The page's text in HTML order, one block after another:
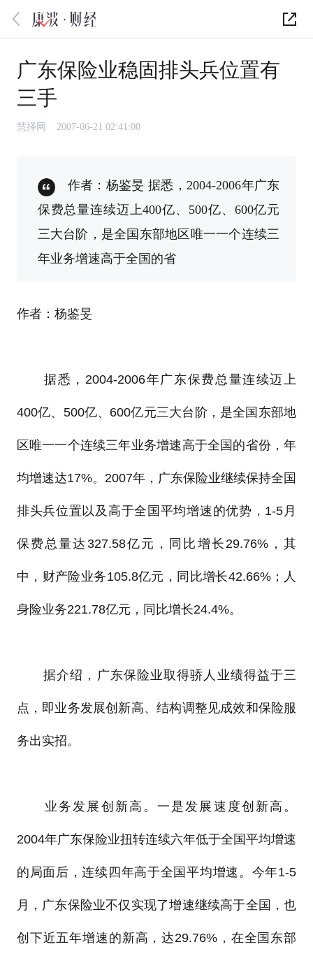
广东保险业稳固排头兵位置有
三手
慧择网 2007-06-21 02:41:00
作者：杨鉴旻 据悉，2004-2006年广东
保费总量连续迈上400亿、500亿、600亿元
三大台阶，是全国东部地区唯一一个连续三
年业务增速高于全国的省
作者：杨鉴旻
据悉，2004-2006年广东保费总量连续迈上
400亿、500亿、600亿元三大台阶，是全国东部地
区唯一一个连续三年业务增速高于全国的省份，年
均增速达17%。2007年，广东保险业继续保持全国
排头兵位置以及高于全国平均增速的优势，1-5月
保费总量达327.58亿元，同比增长29.76%，其
中，财产险业务105.8亿元，同比增长42.66%；人
身险业务221.78亿元，同比增长24.4%。
据介绍，广东保险业取得骄人业绩得益于三
点，即业务发展创新高、结构调整见成效和保险服
务出实招。
业务发展创新高。一是发展速度创新高。
2004年广东保险业扭转连续六年低于全国平均增速
的局面后，连续四年高于全国平均增速。今年1-5
月，广东保险业不仅实现了增速继续高于全国，也
创下近五年增速的新高，达29.76%，在全国东部